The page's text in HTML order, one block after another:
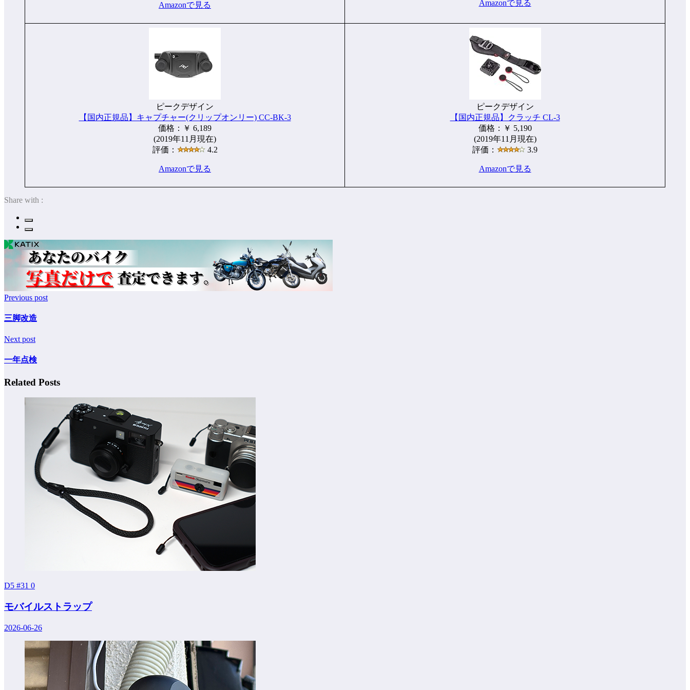
Amazonで見る Amazonで見る
ピークデザイン
【国内正規品】キャプチャー(クリップオンリー) CC-BK-3
価格：￥ 6,189
(2019年11月現在)
評価：
4.2
Amazonで見る
ピークデザイン
【国内正規品】クラッチ CL-3
価格：￥ 5,190
(2019年11月現在)
評価：
3.9
Amazonで見る
Share with :
Previous post
三脚改造
Next post
一年点検
Related Posts
D5 #31 0
モバイルストラップ
2026-06-26